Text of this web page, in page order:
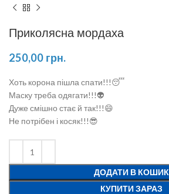
Приколясна мордаха
250,00 грн.
Хоть корона пішла спати!!!😴
Маску треба одягати!!!👽
Дуже смішно стає й так!!!😄
Не потрібен і косяк!!!😎
ДОДАТИ В КОШИК
КУПИТИ ЗАРАЗ